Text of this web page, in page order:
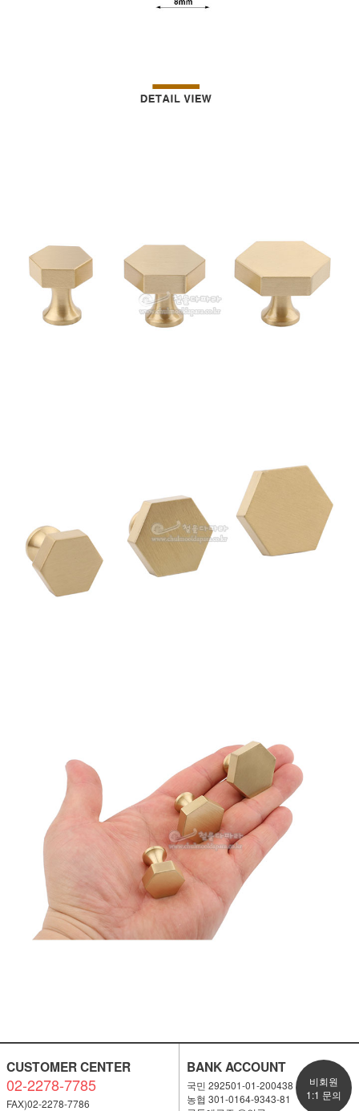
CUSTOMER CENTER
02-2278-7785
FAX)02-2278-7786
BANK ACCOUNT
국민 292501-01-200438
농협 301-0164-9343-81
비회원
1:1 문의